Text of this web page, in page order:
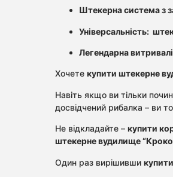
Штекерна система з
Універсальність:
Легендарна
Хочете купити штекерне
Навіть якщо ви тільки
досвідчений рибалка – ви
Не відкладайте – купити
штекерне вудилище
Один раз вирішивши